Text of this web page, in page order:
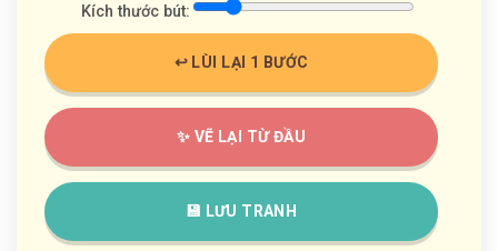
Kích thước bút:
↩️ LÙI LẠI 1 BƯỚC
✨ VẼ LẠI TỪ ĐẦU
💾 LƯU TRANH